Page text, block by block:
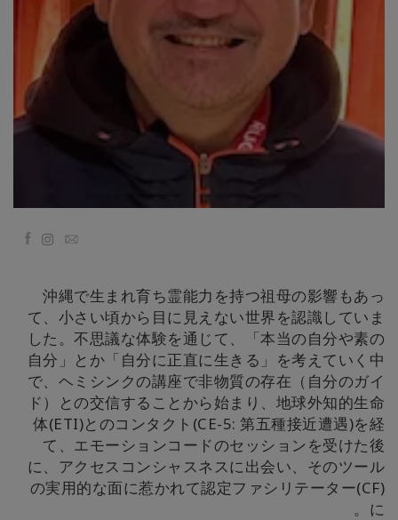
קורסים
מנחים
SEARCH
FacebookEmail
沖縄で生まれ育ち霊能力を持つ祖母の影響もあっ
て、小さい頃から目に見えない世界を認識していま
した。不思議な体験を通じて、「本当の自分や素の
自分」とか「自分に正直に生きる」を考えていく中
で、ヘミシンクの講座で非物質の存在（自分のガイ
ド）との交信することから始まり、地球外知的生命
体(ETI)とのコンタクト(CE-5: 第五種接近遭遇)を経
て、エモーションコードのセッションを受けた後
に、アクセスコンシャスネスに出会い、そのツール
の実用的な面に惹かれて認定ファシリテーター(CF)
に。